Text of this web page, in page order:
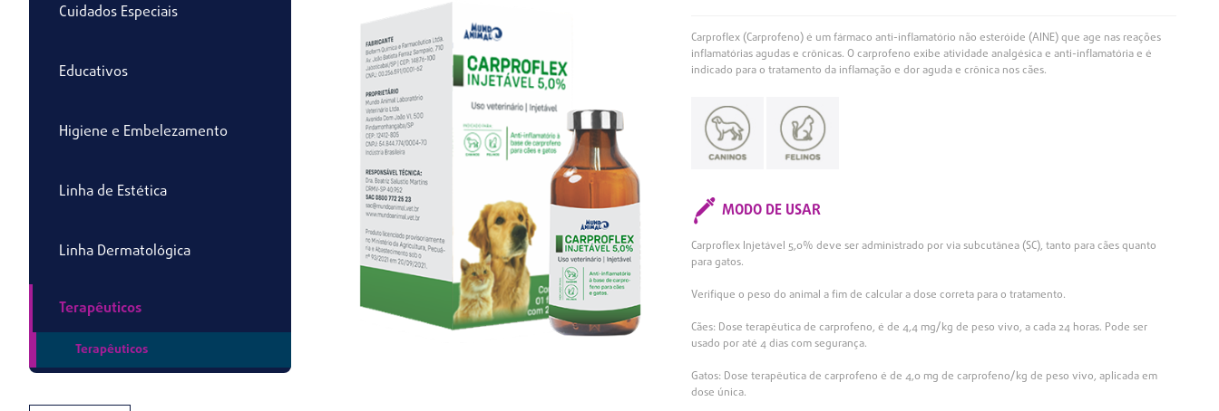
Cuidados Especiais
Educativos
Higiene e Embelezamento
Linha de Estética
Linha Dermatológica
Terapêuticos
Terapêuticos
Carproflex (Carprofeno) é um fármaco anti-inflamatório não esteróide (AINE) que age nas reações
inflamatórias agudas e crônicas. O carprofeno exibe atividade analgésica e anti-inflamatória e é
indicado para o tratamento da inflamação e dor aguda e crônica nos cães.
MODO DE USAR
Carproflex Injetável 5,0% deve ser administrado por via subcutânea (SC), tanto para cães quanto
para gatos.
Verifique o peso do animal a fim de calcular a dose correta para o tratamento.
Cães: Dose terapêutica de carprofeno, é de 4,4 mg/kg de peso vivo, a cada 24 horas. Pode ser
usado por até 4 dias com segurança.
Gatos: Dose terapêutica de carprofeno é de 4,0 mg de carprofeno/kg de peso vivo, aplicada em
dose única.